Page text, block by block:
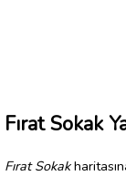
Fırat Sokak
Fırat Sokak